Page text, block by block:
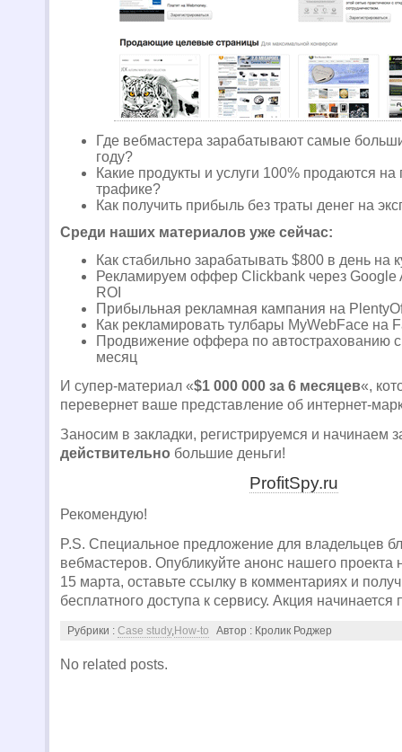
Где вебмастера зарабатывают самые
году?
Какие продукты и услуги 100% продаются на
трафике?
Как получить прибыль без траты денег на
Среди наших материалов уже сейчас:
Как стабильно зарабатывать $800 в день на
Рекламируем оффер Clickbank через Google
ROI
Прибыльная рекламная кампания на
Как рекламировать тулбары MyWebFace на
Продвижение оффера по автострахованию
месяц
И супер-материал «$1 000 000 за 6 месяцев«,
перевернет ваше представление об интернет-
Заносим в закладки, регистрируемся и начинаем
действительно большие деньги!
ProfitSpy.ru
Рекомендую!
P.S. Специальное предложение для владельцев
вебмастеров. Опубликуйте анонс нашего проекта
15 марта, оставьте ссылку в комментариях и
бесплатного доступа к сервису. Акция начинается
Рубрики : Case study,How-to Автор : Кролик Роджер
No related posts.